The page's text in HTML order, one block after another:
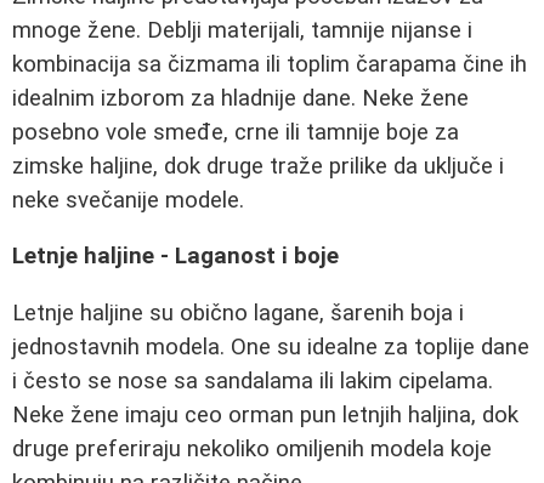
mnoge žene. Deblji materijali, tamnije nijanse i
kombinacija sa čizmama ili toplim čarapama čine ih
idealnim izborom za hladnije dane. Neke žene
posebno vole smeđe, crne ili tamnije boje za
zimske haljine, dok druge traže prilike da uključe i
neke svečanije modele.
Letnje haljine - Laganost i boje
Letnje haljine su obično lagane, šarenih boja i
jednostavnih modela. One su idealne za toplije dane
i često se nose sa sandalama ili lakim cipelama.
Neke žene imaju ceo orman pun letnjih haljina, dok
druge preferiraju nekoliko omiljenih modela koje